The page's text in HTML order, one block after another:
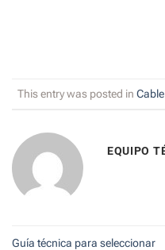
This entry was posted in
EQUIPO
Guía técnica para seleccionar